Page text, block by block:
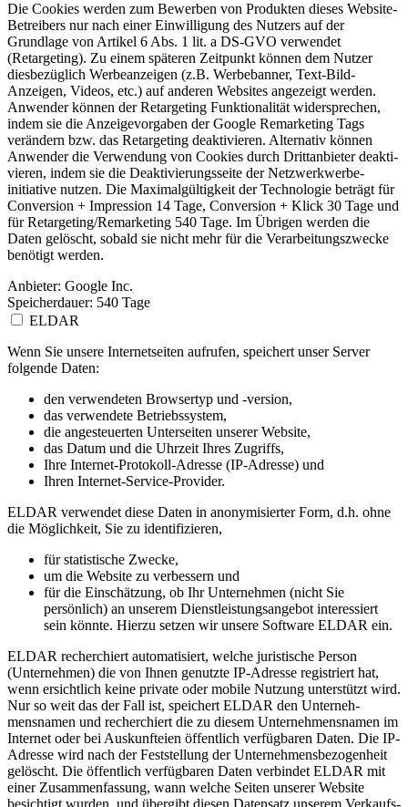
Die Cookies werden zum Bewerben von Produkten dieses Website-
Betreibers nur nach einer Einwil­ligung des Nutzers auf der
Grundlage von Artikel 6 Abs. 1 lit. a DS-GVO verwendet
(Retargeting). Zu einem späteren Zeitpunkt können dem Nutzer
diesbe­züglich Werbean­zeigen (z.B. Werbebanner, Text-Bild-
Anzeigen, Videos, etc.) auf anderen Websites angezeigt werden.
Anwender können der Retargeting Funktio­nalität widersprechen,
indem sie die Anzeige­vorgaben der Google Remarketing Tags
verändern bzw. das Retargeting deakti­vieren. Alternativ können
Anwender die Verwendung von Cookies durch Drittan­bieter deakti­
vieren, indem sie die Deakti­vie­rungsseite der Netzwerk­wer­be­
initiative nutzen. Die Maximal­gül­tigkeit der Technologie beträgt für
Conversion + Impression 14 Tage, Conversion + Klick 30 Tage und
für Retargeting/Remarketing 540 Tage. Im Übrigen werden die
Daten gelöscht, sobald sie nicht mehr für die Verarbei­tungs­zwecke
benötigt werden.
Anbieter: Google Inc.
Speicherdauer: 540 Tage
ELDAR
Wenn Sie unsere Internet­seiten aufrufen, speichert unser Server
folgende Daten:
den verwendeten Browsertyp und -version,
das verwendete Betriebssystem,
die angesteuerten Unterseiten unserer Website,
das Datum und die Uhrzeit Ihres Zugriffs,
Ihre Internet-Protokoll-Adresse (IP-Adresse) und
Ihren Internet-Service-Provider.
ELDAR verwendet diese Daten in anonymi­sierter Form, d.h. ohne
die Möglichkeit, Sie zu identi­fi­zieren,
für statistische Zwecke,
um die Website zu verbessern und
für die Einschätzung, ob Ihr Unternehmen (nicht Sie
persönlich) an unserem Dienstleistungsangebot interessiert
sein könnte. Hierzu setzen wir unsere Software ELDAR ein.
ELDAR recher­chiert automa­tisiert, welche juristische Person
(Unternehmen) die von Ihnen genutzte IP-Adresse registriert hat,
wenn ersichtlich keine private oder mobile Nutzung unterstützt wird.
Nur so weit das der Fall ist, speichert ELDAR den Unterneh­
mensnamen und recher­chiert die zu diesem Unterneh­mensnamen im
Internet oder bei Auskunfteien öffentlich verfügbaren Daten. Die IP-
Adresse wird nach der Feststellung der Unterneh­mens­be­zo­genheit
gelöscht. Die öffentlich verfügbaren Daten verbindet ELDAR mit
einer Zusammen­fassung, wann welche Seiten unserer Website